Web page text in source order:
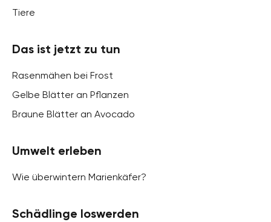
Tiere
Das ist jetzt zu tun
Rasenmähen bei Frost
Gelbe Blätter an Pflanzen
Braune Blätter an Avocado
Umwelt erleben
Wie überwintern Marienkäfer?
Schädlinge loswerden